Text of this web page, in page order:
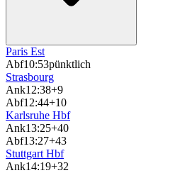
Paris Est
Abf10:53pünktlich
Strasbourg
Ank12:38+9
Abf12:44+10
Karlsruhe Hbf
Ank13:25+40
Abf13:27+43
Stuttgart Hbf
Ank14:19+32